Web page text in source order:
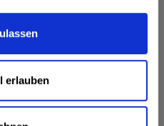
erlauben
2,5 g